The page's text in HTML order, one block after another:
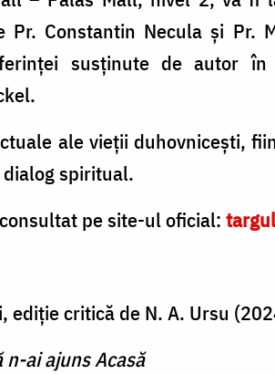
Constantin Necula și Pr.
susținute de autor în
ale vieții duhovnicești,
spiritual.
pe site-ul oficial:
critică de N. A. Ursu
ai ajuns Acasă